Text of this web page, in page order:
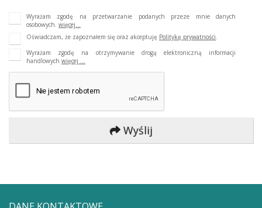
Wyrażam zgodę na przetwarzanie podanych przeze mnie danych
osobowych. więcej...
Oświadczam, że zapoznałem się oraz akceptuję Politykę prywatności
Wyrażam zgodę na otrzymywanie drogą elektroniczną informacji
handlowych więcej ...
Wyślij